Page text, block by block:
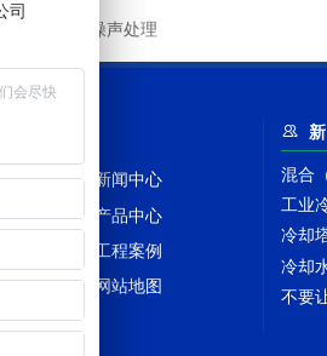
冷却塔噪声处理
新闻中心
产品中心
工程案例
网站地图
混合
工业
冷却
冷却
不要
司